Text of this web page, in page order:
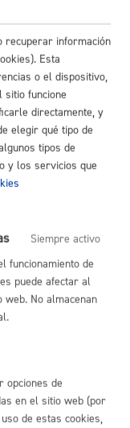
Y Derechos
Consejo Asesor
recuperar información
Esta
o el dispositivo,
funcione
directamente, y
elegir qué tipo de
tipos de
y los servicios que
Siempre activo
funcionamiento de
puede afectar al
No almacenan
opciones de
en el sitio web (por
de estas cookies,